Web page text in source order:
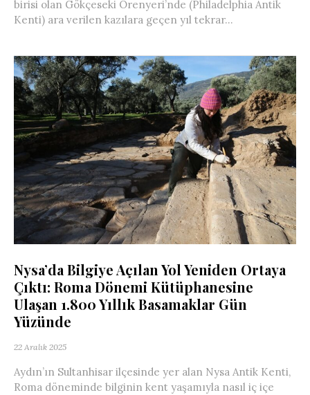
birisi olan Gökçeseki Örenyeri’nde (Philadelphia Antik
Kenti) ara verilen kazılara geçen yıl tekrar...
Nysa’da Bilgiye Açılan Yol Yeniden Ortaya
Çıktı: Roma Dönemi Kütüphanesine
Ulaşan 1.800 Yıllık Basamaklar Gün
Yüzünde
22 Aralık 2025
Aydın’ın Sultanhisar ilçesinde yer alan Nysa Antik Kenti,
Roma döneminde bilginin kent yaşamıyla nasıl iç içe